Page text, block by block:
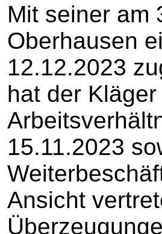
Mit seiner am
Oberhausen
12.12.2023
hat der
15.11.2023
Ansicht